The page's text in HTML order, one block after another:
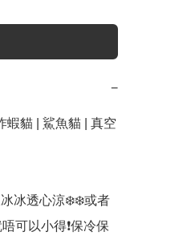
−
蝦貓 | 鯊魚貓 | 真空
冰透心涼❄️❄️或者
可以小得❗️保冷保